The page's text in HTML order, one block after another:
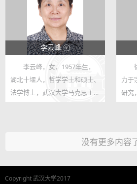
李云峰
17111
9
李云峰，女，1957年生，
湖北十堰人，哲学学士和硕士、
法学博士，武汉大学马克思主义
系列研究之二》《真实的〈资本
力于
研究
华教
没有更多内容
Copyright 武汉大学2017